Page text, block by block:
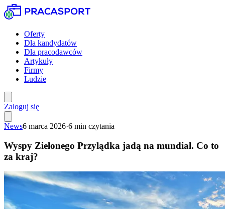
Oferty
Dla kandydatów
Dla pracodawców
Artykuły
Firmy
Ludzie
Zaloguj się
News6 marca 2026·6 min czytania
Wyspy Zielonego Przylądka jadą na mundial. Co to
za kraj?